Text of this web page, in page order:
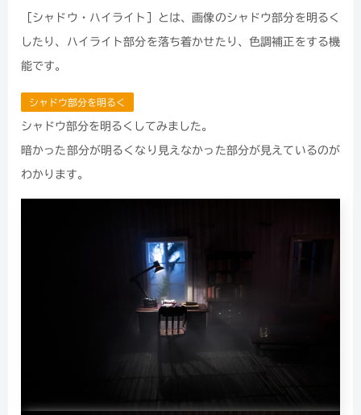
［シャドウ・ハイライト］とは、画像のシャドウ部分を明るく
したり、ハイライト部分を落ち着かせたり、色調補正をする機
能です。
シャドウ部分を明るく
シャドウ部分を明るくしてみました。
暗かった部分が明るくなり見えなかった部分が見えているのが
わかります。